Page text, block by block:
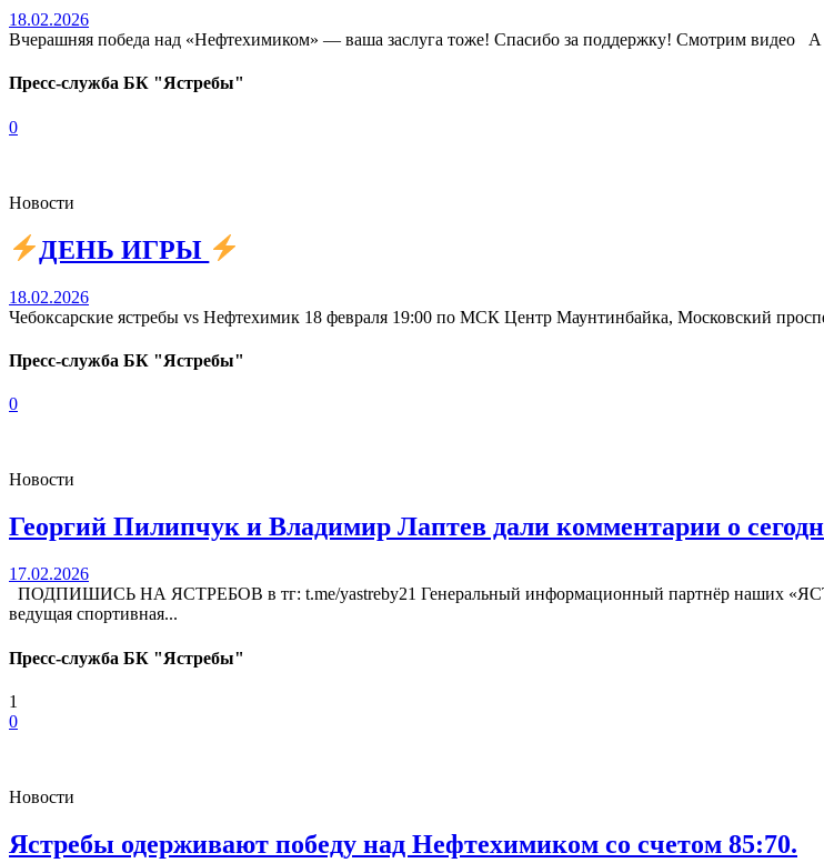
18.02.2026
Вчерашняя победа над «Нефтехимиком» — ваша заслуга тоже! Спасибо за поддержку! Смотрим видео А
Пресс-служба БК "Ястребы"
0
Новости
ДЕНЬ ИГРЫ
18.02.2026
Чебоксарские ястребы vs Нефтехимик 18 февраля 19:00 по МСК Центр Маунтинбайка, Московский
Пресс-служба БК "Ястребы"
0
Новости
Георгий Пилипчук и Владимир Лаптев дали комментарии о
17.02.2026
ПОДПИШИСЬ НА ЯСТРЕБОВ в тг: t.me/yastreby21 Генеральный информационный партнёр наших
ведущая спортивная...
Пресс-служба БК "Ястребы"
1
0
Новости
Ястребы одерживают победу над Нефтехимиком со счетом 85:70.